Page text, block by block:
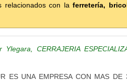
relacionados con laferretería,
Ylegara, CERRAJERIA
ES UNA EMPRESA CON MAS DE